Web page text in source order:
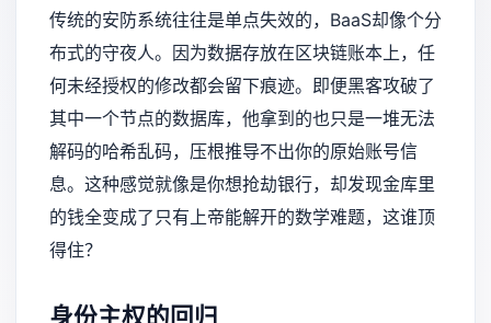
传统的安防系统往往是单点失效的，BaaS却像个分
布式的守夜人。因为数据存放在区块链账本上，任
何未经授权的修改都会留下痕迹。即便黑客攻破了
其中一个节点的数据库，他拿到的也只是一堆无法
解码的哈希乱码，压根推导不出你的原始账号信
息。这种感觉就像是你想抢劫银行，却发现金库里
的钱全变成了只有上帝能解开的数学难题，这谁顶
得住？
身份主权的回归